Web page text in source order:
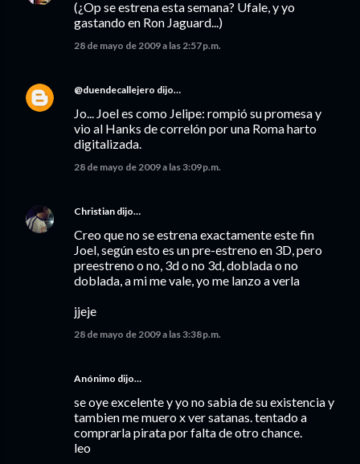
(¿Op se estrena esta semana? Ufale, y yo
gastando en Ron Jaguard...)
28 de mayo de 2009 a las 2:57 p.m.
@duendecallejero dijo…
Jo... Joel es como Jelipe: rompió su promesa y
vio al Hanks de correlón por una Roma harto
digitalizada.
28 de mayo de 2009 a las 3:09 p.m.
Christian dijo…
Creo que no se estrena exactamente este fin
Joel, según esto es un pre-estreno en 3D, pero
preestreno o no, 3d o no 3d, doblada o no
doblada, a mi me vale, yo me lanzo a verla
jjeje
28 de mayo de 2009 a las 3:38 p.m.
Anónimo dijo…
se oye excelente y yo no sabia de su existencia y
tambien me muero x ver satanas. tentado a
comprarla pirata por falta de otro chance.
leo